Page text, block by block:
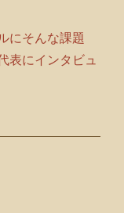
にそんな課題
表にインタビュ